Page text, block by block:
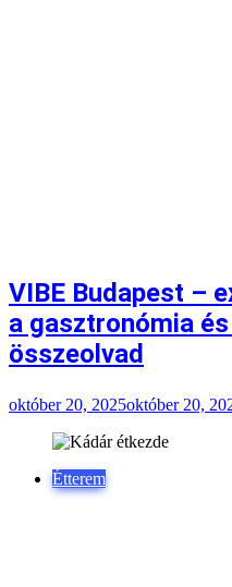
VIBE Budapest –
a gasztronómia
összeolvad
október 20, 2025október 20,
Étterem